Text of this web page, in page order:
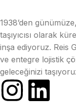
1938’den
taşıyıcısı olarak
inşa ediyoruz. Reis
ve entegre lojistik
geleceğinizi